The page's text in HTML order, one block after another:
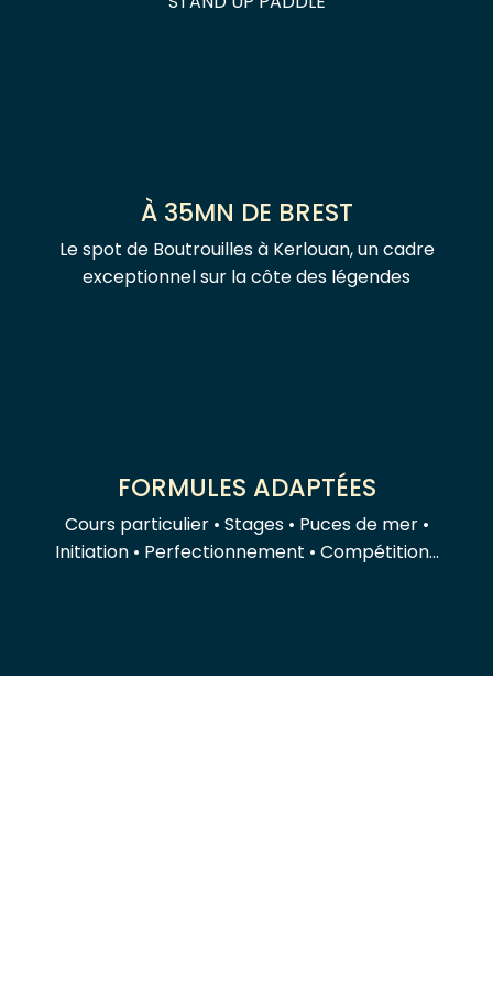
À 35MN DE BREST
Le spot de Boutrouilles à Kerlouan, un cadre
exceptionnel sur la côte des légendes
FORMULES ADAPTÉES
Cours particulier • Stages • Puces de mer •
Initiation • Perfectionnement • Compétition...